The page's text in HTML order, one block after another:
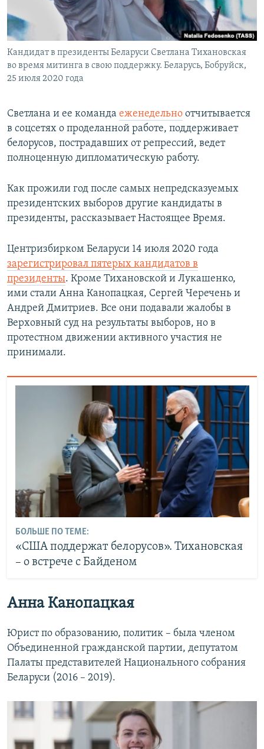
Кандидат в президенты Беларуси Светлана Тихановская
во время митинга в свою поддержку. Беларусь, Бобруйск,
25 июля 2020 года
Светлана и ее команда еженедельно отчитывается
в соцсетях о проделанной работе, поддерживает
белорусов, пострадавших от репрессий, ведет
полноценную дипломатическую работу.
Как прожили год после самых непредсказуемых
президентских выборов другие кандидаты в
президенты, рассказывает Настоящее Время.
Центризбирком Беларуси 14 июля 2020 года
зарегистрировал пятерых кандидатов в
президенты. Кроме Тихановской и Лукашенко,
ими стали Анна Канопацкая, Сергей Черечень и
Андрей Дмитриев. Все они подавали жалобы в
Верховный суд на результаты выборов, но в
протестном движении активного участия не
принимали.
БОЛЬШЕ ПО ТЕМЕ:
«США поддержат белорусов». Тихановская
– о встрече с Байденом
Анна Канопацкая
Юрист по образованию, политик – была членом
Объединенной гражданской партии, депутатом
Палаты представителей Национального собрания
Беларуси (2016 – 2019).